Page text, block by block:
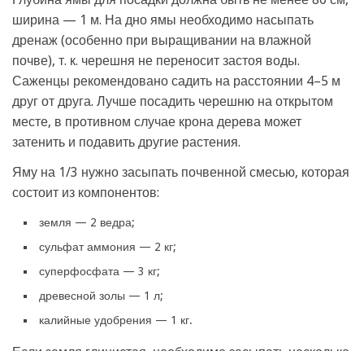
ширина — 1 м. На дно ямы необходимо насыпать
дренаж (особенно при выращивании на влажной
почве), т. к. черешня не переносит застоя воды.
Саженцы рекомендовано садить на расстоянии 4–5 м
друг от друга. Лучше посадить черешню на открытом
месте, в противном случае крона дерева может
затенить и подавить другие растения.
Яму на 1/3 нужно засыпать почвенной смесью, которая
состоит из компонентов:
земля — 2 ведра;
сульфат аммония — 2 кг;
суперфосфата — 3 кг;
древесной золы — 1 л;
калийные удобрения — 1 кг.